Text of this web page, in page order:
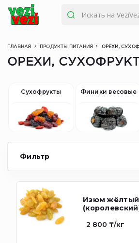
ГЛАВНАЯ ПРОДУКТЫ ПИТАНИЯ ОРЕХИ,
ОРЕХИ,
Сухофрукты Финики весовые
Фильтр
Изюм жёлтый
2 800 ₸/кг